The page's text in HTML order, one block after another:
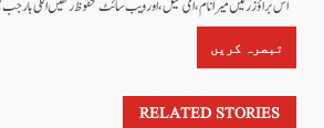
اس براؤزر میں میرا نام، ای میل، اور ویب سائٹ محفوظ رکھیں اگلی
RELATED STORIES